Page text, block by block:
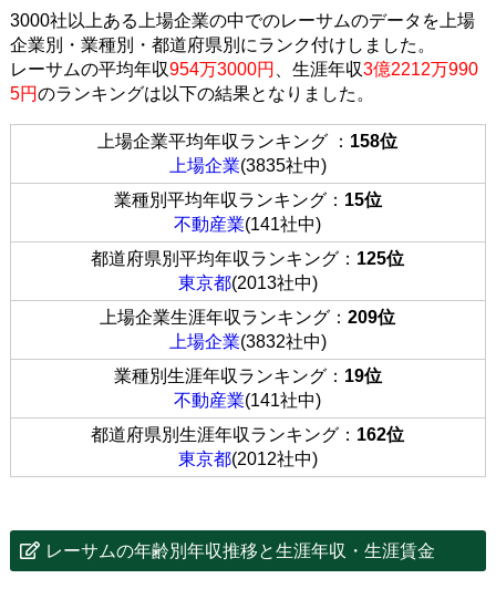
3000社以上ある上場企業の中でのレーサムのデータを上場
企業別・業種別・都道府県別にランク付けしました。
レーサムの平均年収954万3000円 、生涯年収3億2212万990
5円のランキングは以下の結果となりました。
上場企業平均年収ランキング ： 158位
上場企業(3835社中)
業種別平均年収ランキング： 15位
不動産業(141社中)
都道府県別平均年収ランキング： 125位
東京都(2013社中)
上場企業生涯年収ランキング：209位
上場企業(3832社中)
業種別生涯年収ランキング： 19位
不動産業(141社中)
都道府県別生涯年収ランキング： 162位
東京都(2012社中)
レーサムの年齢別年収推移と生涯年収・生涯賃金